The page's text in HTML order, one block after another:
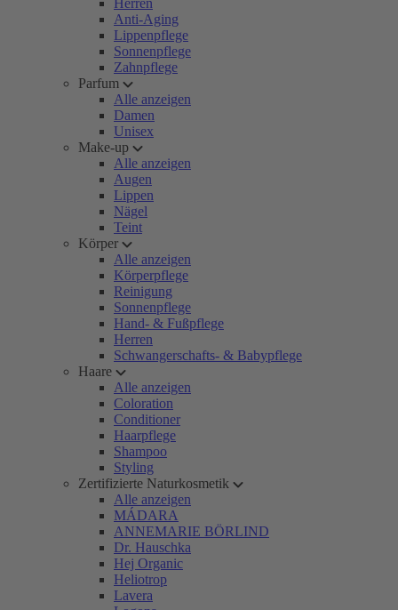
Herren
Anti-Aging
Lippenpflege
Sonnenpflege
Zahnpflege
Parfum
Alle anzeigen
Damen
Unisex
Make-up
Alle anzeigen
Augen
Lippen
Nägel
Teint
Körper
Alle anzeigen
Körperpflege
Reinigung
Sonnenpflege
Hand- & Fußpflege
Herren
Schwangerschafts- & Babypflege
Haare
Alle anzeigen
Coloration
Conditioner
Haarpflege
Shampoo
Styling
Zertifizierte Naturkosmetik
Alle anzeigen
MÁDARA
ANNEMARIE BÖRLIND
Dr. Hauschka
Hej Organic
Heliotrop
Lavera